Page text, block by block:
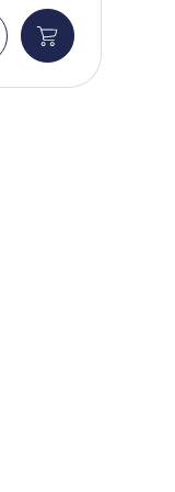
Добавить
в
корзину